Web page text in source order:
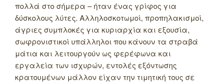
πολλά στο σήμερα – ήταν ένας γρίφος για
δύσκολους λύτες. Αλληλοσκοτωμοί, προπηλακισμοί,
άγριες συμπλοκές για κυριαρχία και εξουσία,
σωφρονιστικοί υπάλληλοι που κάνουν τα στραβά
μάτια και λειτουργούν ως φερέφωνα και
εργαλεία των ισχυρών, εντολές εξόντωσης
κρατουμένων μάλλον είχαν την τιμητική τους σε